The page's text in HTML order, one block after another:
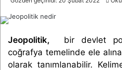
Jeopolitik, bir devlet
coğrafya temelinde ele
olarak tanımlanabilir.